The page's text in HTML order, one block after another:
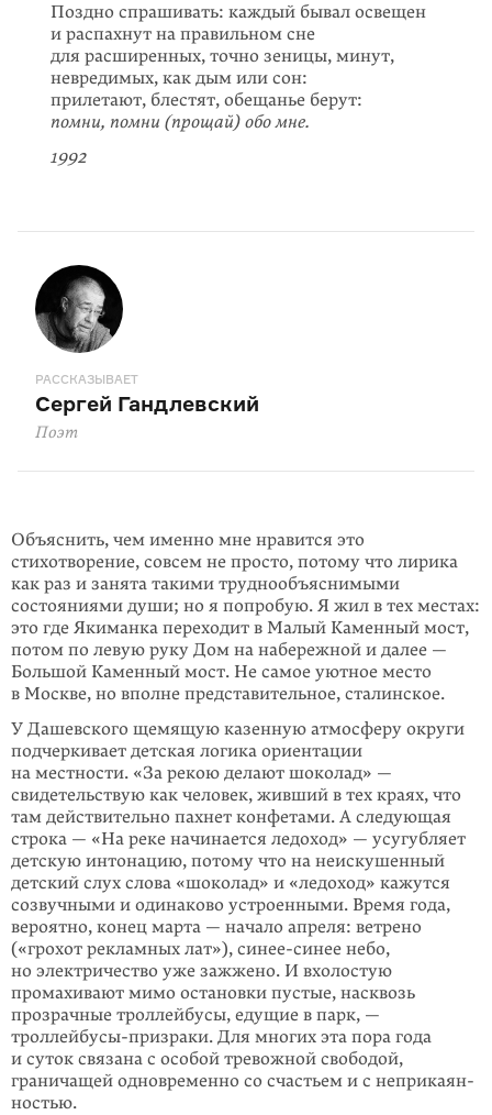
Поздно спрашивать: каждый бывал освещен
и распахнут на правильном сне
для расширенных, точно зеницы, минут,
невредимых, как дым или сон:
прилетают, блестят, обещанье берут:
помни, помни (прощай) обо мне.
1992
РАССКАЗЫВАЕТ
Сергей Гандлевский
Поэт
Объяснить, чем именно мне нравится это
стихотворение, совсем не просто, потому что лирика
как раз и занята такими труднообъяснимыми
состояниями души; но я попробую. Я жил в тех местах:
это где Якиманка переходит в Малый Каменный мост,
потом по левую руку Дом на набережной и далее —
Большой Каменный мост. Не самое уютное место
в Москве, но вполне представительное, сталинское.
У Дашевского щемящую казенную атмосферу округи
подчеркивает детская логика ориентации
на местности. «За рекою делают шоколад» —
свидетель­ствую как человек, живший в тех краях, что
там действительно пахнет кон­фетами. А следующая
строка — «На реке начинается ледоход» — усугубляет
детскую интонацию, потому что на неискушенный
детский слух слова «шоко­лад» и «ледоход» кажутся
созвучными и одинаково устроенными. Время года,
вероятно, конец марта — начало апреля: ветрено
(«грохот реклам­ных лат»), синее-синее небо,
но электричество уже зажжено. И вхолостую
промахивают мимо остановки пустые, насквозь
прозрачные троллейбусы, едущие в парк, —
троллейбусы-призраки. Для многих эта пора года
и суток связана с особой тревожной свободой,
граничащей одновременно со счастьем и с неприкаян­
ностью.